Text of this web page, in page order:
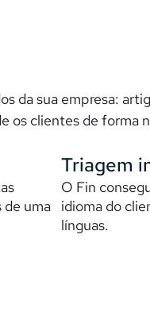
da sua empresa:
os clientes de forma
de uma
Triagem
O Fin
idioma do
línguas.